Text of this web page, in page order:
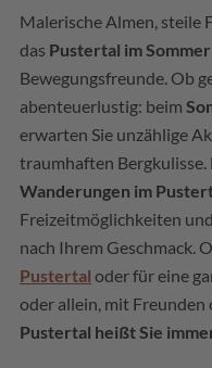
Malerische Almen, steile
das Pustertal im Sommer
Bewegungsfreunde. Ob
abenteuerlustig: beim
erwarten Sie unzählige
traumhaften Bergkulisse.
Wanderungen im
Freizeitmöglichkeiten
nach Ihrem Geschmack.
Pustertal oder für eine
oder allein, mit Freunden
Pustertal heißt Sie